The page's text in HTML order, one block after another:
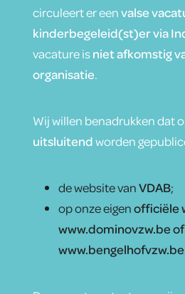
circuleert er eenvalse
kinderbegeleid(st)er via
vacature isniet afkomstig
organisatie.
Wij willen benadrukken dat
uitsluitendworden
de website vanVDAB;
op onze eigenofficiële
www.dominovzw.be of
www.bengelhofvzw.be